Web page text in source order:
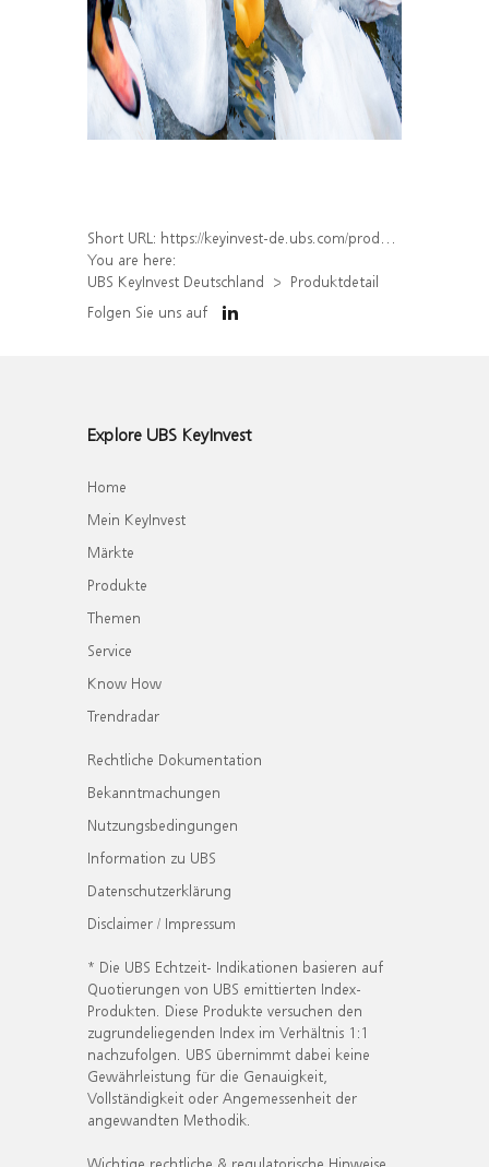
Short URL: https://keyinvest-de.ubs.com/produkt/detail/index/isin/DE000WA565N8
You are here:
UBS KeyInvest Deutschland
Produktdetail
Folgen Sie uns auf
Explore UBS KeyInvest
Home
Mein KeyInvest
Märkte
Produkte
Themen
Service
Know How
Trendradar
Rechtliche Dokumentation
Bekanntmachungen
Nutzungsbedingungen
Information zu UBS
Datenschutzerklärung
Disclaimer / Impressum
* Die UBS Echtzeit- Indikationen basieren auf
Quotierungen von UBS emittierten Index-
Produkten. Diese Produkte versuchen den
zugrundeliegenden Index im Verhältnis 1:1
nachzufolgen. UBS übernimmt dabei keine
Gewährleistung für die Genauigkeit,
Vollständigkeit oder Angemessenheit der
angewandten Methodik.